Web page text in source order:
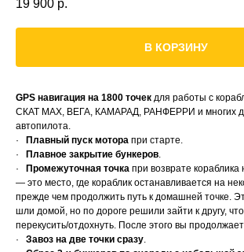
19 900 р.
В КОРЗИНУ
GРS навигация на 1800 точек для работы с
СКАТ МАХ, ВЕГА, КАМАРАД, РАНФЕРРИ и многих
автопилота.
·
Плавный пуск мотора при старте.
·
Плавное закрытие бункеров.
·
Промежуточная точка при возврате
— это место, где кораблик останавливается на
прежде чем продолжить путь к домашней точке.
шли домой, но по дороге решили зайти к другу,
перекусить/отдохнуть. После этого вы
· Завоз на две точки сразу.